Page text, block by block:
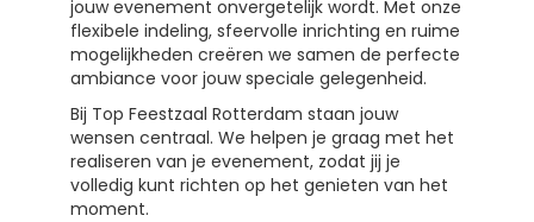
jouw evenement onvergetelijk wordt. Met onze
flexibele indeling, sfeervolle inrichting en ruime
mogelijkheden creëren we samen de perfecte
ambiance voor jouw speciale gelegenheid.
Bij Top Feestzaal Rotterdam staan jouw
wensen centraal. We helpen je graag met het
realiseren van je evenement, zodat jij je
volledig kunt richten op het genieten van het
moment.